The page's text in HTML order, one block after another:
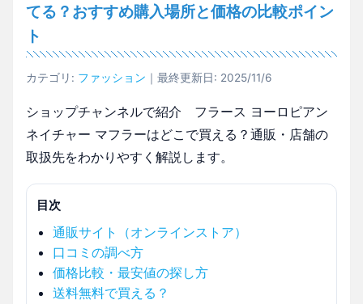
てる？おすすめ購入場所と価格の比較ポイン
ト
カテゴリ: ファッション ｜最終更新日: 2025/11/6
ショップチャンネルで紹介 フラース ヨーロピアン
ネイチャー マフラーはどこで買える？通販・店舗の
取扱先をわかりやすく解説します。
目次
通販サイト（オンラインストア）
口コミの調べ方
価格比較・最安値の探し方
送料無料で買える？